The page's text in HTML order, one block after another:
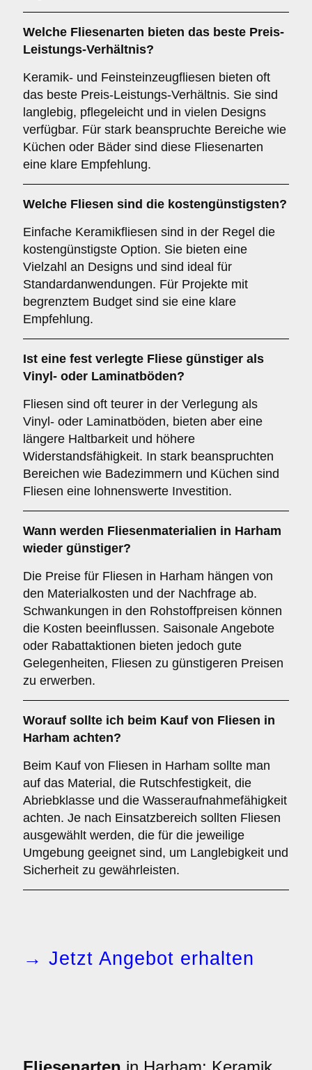
Welche Fliesenarten bieten das beste Preis-
Leistungs-Verhältnis?
Keramik- und Feinsteinzeugfliesen bieten oft
das beste Preis-Leistungs-Verhältnis. Sie sind
langlebig, pflegeleicht und in vielen Designs
verfügbar. Für stark beanspruchte Bereiche wie
Küchen oder Bäder sind diese Fliesenarten
eine klare Empfehlung.
Welche Fliesen sind die kostengünstigsten?
Einfache Keramikfliesen sind in der Regel die
kostengünstigste Option. Sie bieten eine
Vielzahl an Designs und sind ideal für
Standardanwendungen. Für Projekte mit
begrenztem Budget sind sie eine klare
Empfehlung.
Ist eine fest verlegte Fliese günstiger als
Vinyl- oder Laminatböden?
Fliesen sind oft teurer in der Verlegung als
Vinyl- oder Laminatböden, bieten aber eine
längere Haltbarkeit und höhere
Widerstandsfähigkeit. In stark beanspruchten
Bereichen wie Badezimmern und Küchen sind
Fliesen eine lohnenswerte Investition.
Wann werden Fliesenmaterialien in Harham
wieder günstiger?
Die Preise für Fliesen in Harham hängen von
den Materialkosten und der Nachfrage ab.
Schwankungen in den Rohstoffpreisen können
die Kosten beeinflussen. Saisonale Angebote
oder Rabattaktionen bieten jedoch gute
Gelegenheiten, Fliesen zu günstigeren Preisen
zu erwerben.
Worauf sollte ich beim Kauf von Fliesen in
Harham achten?
Beim Kauf von Fliesen in Harham sollte man
auf das Material, die Rutschfestigkeit, die
Abriebklasse und die Wasseraufnahmefähigkeit
achten. Je nach Einsatzbereich sollten Fliesen
ausgewählt werden, die für die jeweilige
Umgebung geeignet sind, um Langlebigkeit und
Sicherheit zu gewährleisten.
→ Jetzt Angebot erhalten